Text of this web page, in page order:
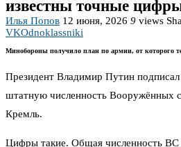
известны точные
Илья Попов 12 июня, 2026 9 views
VKOdnoklassniki
Минобороны получило план по армии, от которого
Президент Владимир Путин
штатную численность Вооружённых
Кремль.
Цифры такие. Общая численность